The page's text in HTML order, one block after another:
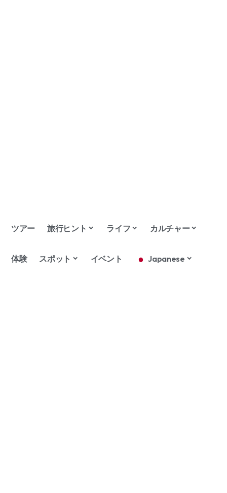
ツアー 旅行ヒント ライフ カルチャー
体験 スポット イベント Japanese